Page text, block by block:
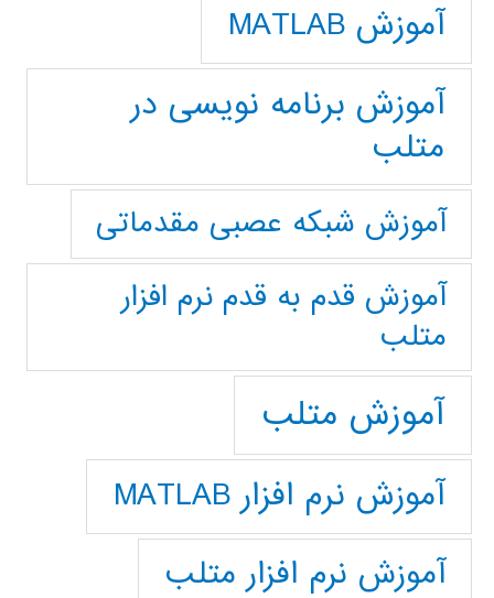
آموزش MATLAB
آموزش برنامه نویسی در
متلب
آموزش شبکه عصبی مقدماتی
آموزش قدم به قدم نرم افزار
متلب
آموزش متلب
آموزش نرم افزار MATLAB
آموزش نرم افزار متلب